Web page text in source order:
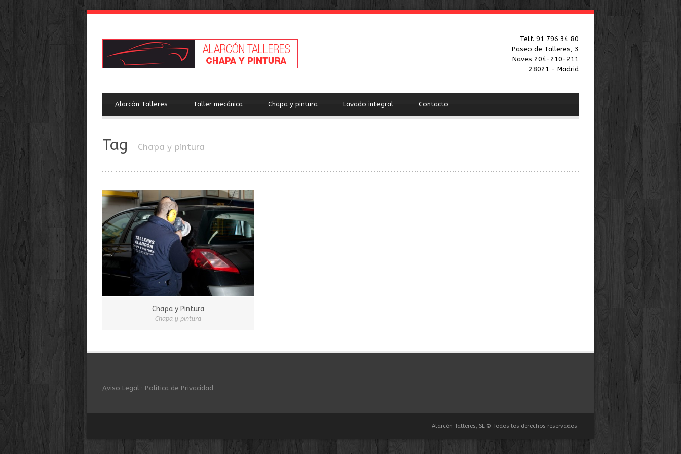
Telf. 91 796 34 80
Paseo de Talleres, 3
Naves 204-210-211
28021 - Madrid
Alarcón Talleres Taller mecánica Chapa y pintura Lavado integral Contacto
Tag Chapa y pintura
Chapa y Pintura
Chapa y pintura
Aviso Legal · Política de Privacidad
Alarcón Talleres, SL © Todos los derechos reservados.